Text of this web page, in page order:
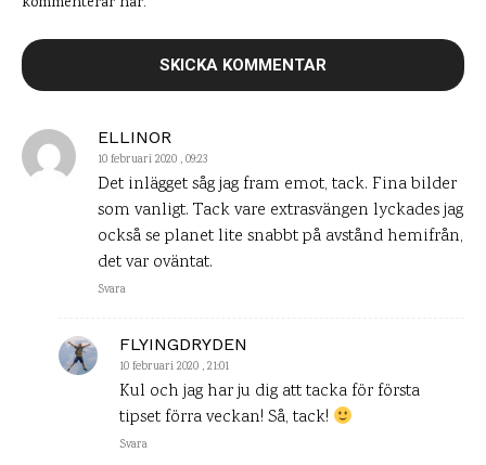
ELLINOR
10 februari 2020 , 09:23
Det inlägget såg jag fram emot, tack. Fina bilder
som vanligt. Tack vare extrasvängen lyckades jag
också se planet lite snabbt på avstånd hemifrån,
det var oväntat.
Svara
FLYINGDRYDEN
10 februari 2020 , 21:01
Kul och jag har ju dig att tacka för första
tipset förra veckan! Så, tack!
Svara